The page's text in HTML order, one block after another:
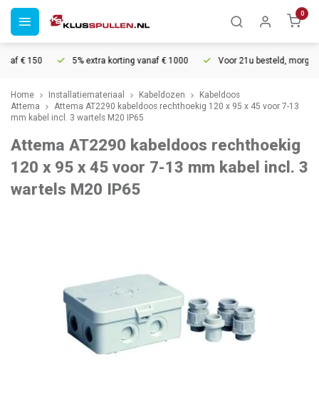
0
€ 150 5% extra korting vanaf € 1000 Voor 21u besteld, morgen
Home Installatiemateriaal Kabeldozen
Kabeldoos
Attema
Attema AT2290 kabeldoos rechthoekig 120 x 95 x 45 voor 7-13
mm kabel incl. 3 wartels M20 IP65
Attema AT2290 kabeldoos rechthoekig
120 x 95 x 45 voor 7-13 mm kabel incl. 3
wartels M20 IP65